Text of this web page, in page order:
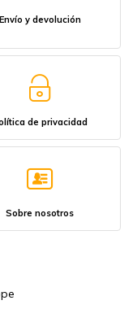
Envío y devolución
de privacidad
Sobre nosotros